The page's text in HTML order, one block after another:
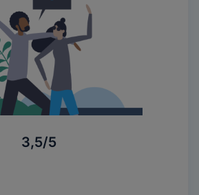
3,5/5